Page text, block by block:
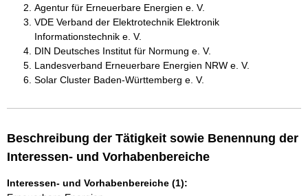
Agentur für Erneuerbare Energien e. V.
VDE Verband der Elektrotechnik Elektronik
Informationstechnik e. V.
DIN Deutsches Institut für Normung e. V.
Landesverband Erneuerbare Energien NRW e. V.
Solar Cluster Baden-Württemberg e. V.
Beschreibung der Tätigkeit sowie Benennung der
Interessen- und Vorhabenbereiche
Interessen- und Vorhabenbereiche (1):